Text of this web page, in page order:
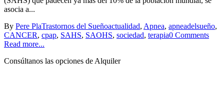
asocia a...
By Pere PlaTrastornos del Sueñoactualidad, Apnea, apneadelsueño,
CANCER, cpap, SAHS, SAOHS, sociedad, terapia0 Comments
Read more...
Consúltanos las opciones de Alquiler